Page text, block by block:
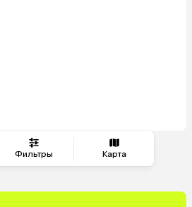
Фильтры Карта
Таджикистан
Болгария